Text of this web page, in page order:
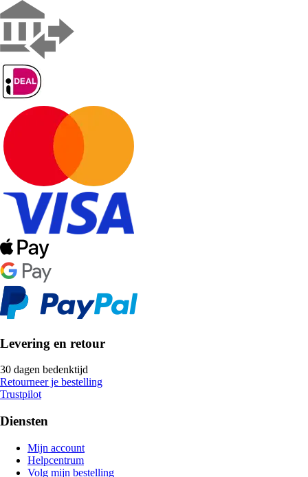
Levering en retour
30 dagen bedenktijd
Retourneer je bestelling
Trustpilot
Diensten
Mijn account
Helpcentrum
Volg mijn bestelling